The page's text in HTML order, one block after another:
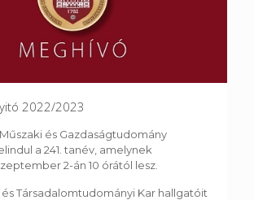
2022/2023
és Gazdaságtudomány
a 241. tanév, amelynek
2-án 10 órától lesz.
és Társadalomtudományi Kar hallgatóit